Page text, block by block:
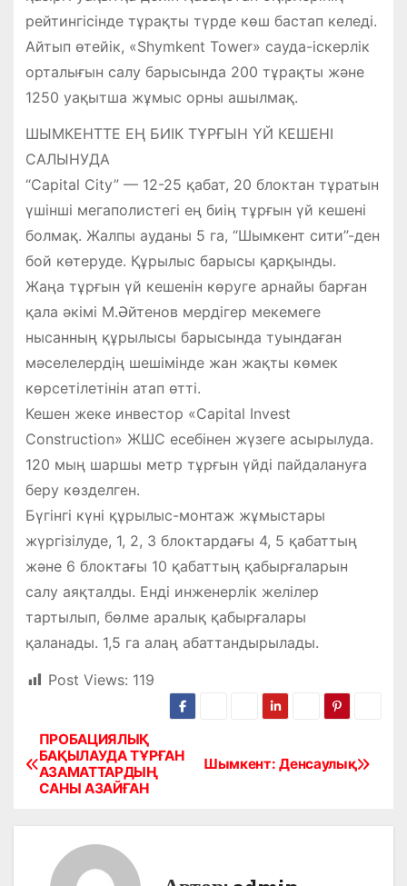
рейтингісінде тұрақты түрде көш бастап келеді.
Айтып өтейік, «Shymkent Tower» сауда-іскерлік
орталығын салу барысында 200 тұрақты және
1250 уақытша жұмыс орны ашылмақ.
ШЫМКЕНТТЕ ЕҢ БИІК ТҰРҒЫН ҮЙ КЕШЕНІ
САЛЫНУДА
“Capital City” — 12-25 қабат, 20 блоктан тұратын
үшінші мегаполистегі ең биің тұрғын үй кешені
болмақ. Жалпы ауданы 5 га, “Шымкент сити”-ден
бой көтеруде. Құрылыс барысы қарқынды.
Жаңа тұрғын үй кешенін көруге арнайы барған
қала әкімі М.Әйтенов мердігер мекемеге
нысанның құрылысы барысында туындаған
мәселелердің шешімінде жан жақты көмек
көрсетілетінін атап өтті.
Кешен жеке инвестор «Capital Invest
Construction» ЖШС есебінен жүзеге асырылуда.
120 мың шаршы метр тұрғын үйді пайдалануға
беру көзделген.
Бүгінгі күні құрылыс-монтаж жұмыстары
жүргізілуде, 1, 2, 3 блоктардағы 4, 5 қабаттың
және 6 блоктағы 10 қабаттың қабырғаларын
салу аяқталды. Енді инженерлік желілер
тартылып, бөлме аралық қабырғалары
қаланады. 1,5 га алаң абаттандырылады.
Post Views: 119
Н
Шымкент: Денсаулық
ПРОБАЦИЯЛЫҚ
БАҚЫЛАУДА ТҰРҒАН
АЗАМАТТАРДЫҢ
САНЫ АЗАЙҒАН